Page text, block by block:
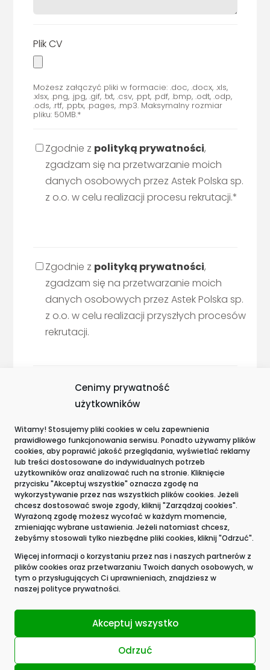
Cenimy prywatność
użytkowników
Witamy! Stosujemy pliki cookies w celu zapewnienia
prawidłowego funkcjonowania serwisu. Ponadto używamy plików
cookies, aby poprawić jakość przeglądania, wyświetlać reklamy
lub treści dostosowane do indywidualnych potrzeb
użytkowników oraz analizować ruch na stronie. Kliknięcie
przycisku "Akceptuj wszystkie" oznacza zgodę na
wykorzystywanie przez nas wszystkich plików cookies. Jeżeli
chcesz dostosować swoje zgody, kliknij "Zarządzaj cookies".
Wyrażoną zgodę możesz wycofać w każdym momencie,
zmieniając wybrane ustawienia. Jeżeli natomiast chcesz,
żebyśmy stosowali tylko niezbędne pliki cookies, kliknij "Odrzuć".
Więcej informacji o korzystaniu przez nas i naszych partnerów z
plików cookies oraz przetwarzaniu Twoich danych osobowych, w
tym o przysługujących Ci uprawnieniach, znajdziesz w
naszejpolityce prywatności.
Akceptuj wszystko
Odrzuć
Plik CV
Możesz załączyć pliki w formacie: .doc, .docx, .xls,
.xlsx, .png, .jpg, .gif, .txt, .csv, .ppt, .pdf, .bmp, .odt, .odp,
.ods, .rtf, .pptx, .pages, .mp3. Maksymalny rozmiar
pliku: 50MB.*
Zgodnie z polityką prywatności,
zgadzam się na przetwarzanie moich
danych osobowych przez Astek Polska sp.
z o.o. w celu realizacji procesu rekrutacji.*
Zgodnie z polityką prywatności,
zgadzam się na przetwarzanie moich
danych osobowych przez Astek Polska sp.
z o.o. w celu realizacji przyszłych procesów
rekrutacji.
Wyróżnienia i certyfikacje